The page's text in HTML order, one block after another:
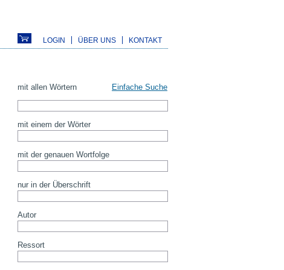
LOGIN ÜBER UNS KONTAKT
mit allen Wörtern Einfache Suche
mit einem der Wörter
mit der genauen Wortfolge
nur in der Überschrift
Autor
Ressort